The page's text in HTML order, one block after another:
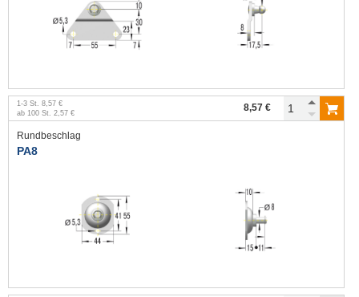
1 -3 St. 8,57 €
ab 100 St. 2,57 € 8,57 €
Rundbeschlag
PA8